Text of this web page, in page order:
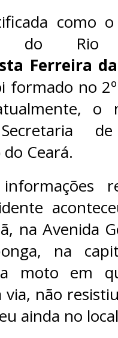
como
do Rio
Ferreira
formado no
o
de
Ceará.
na Avenida
na
moto em
não
ainda no